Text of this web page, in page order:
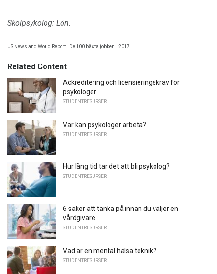
Skolpsykolog: Lön.
US News and World Report. De 100 bästa jobben. 2017.
Related Content
Ackreditering och licensieringskrav för
psykologer
STUDENTRESURSER
Var kan psykologer arbeta?
STUDENTRESURSER
Hur lång tid tar det att bli psykolog?
STUDENTRESURSER
6 saker att tänka på innan du väljer en
vårdgivare
STUDENTRESURSER
Vad är en mental hälsa teknik?
STUDENTRESURSER